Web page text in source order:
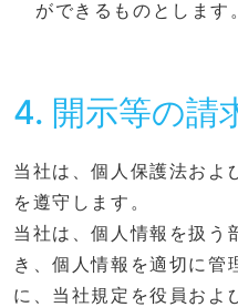
ができるものとします。
4. 開示等の請
当社は、個人保護法およ
を遵守します。
当社は、個人情報を扱う
き、個人情報を適切に管
に、当社規定を役員およ